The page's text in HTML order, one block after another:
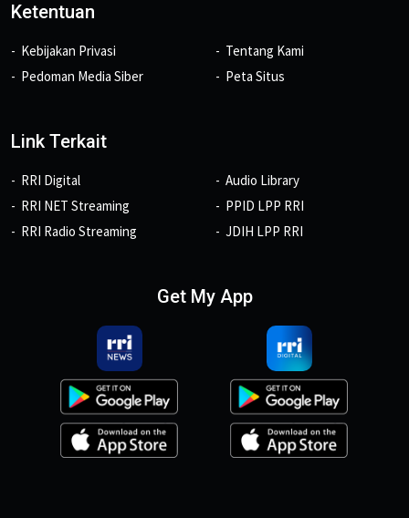
Ketentuan
Kebijakan Privasi
Pedoman Media Siber
Tentang Kami
Peta Situs
Link Terkait
RRI Digital
RRI NET Streaming
RRI Radio Streaming
Audio Library
PPID LPP RRI
JDIH LPP RRI
Get My App